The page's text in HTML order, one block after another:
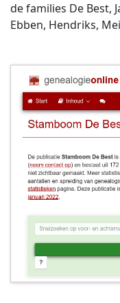
de families De Best,
Ebben, Hendriks,